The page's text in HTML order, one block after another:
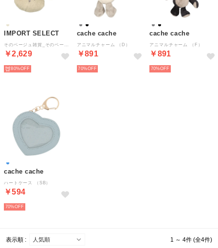
IMPORT SELECT
そのベージュ雑貨_そのベージュ （ベージュ）
￥2,629
80%
cache cache
アニマルチャーム （D）
￥891
70%
cache cache
アニマルチャーム （F）
￥891
70%
cache cache
ハートケース （SB）
￥594
70%
表示順 : 1 ～ 4件 (全4件)